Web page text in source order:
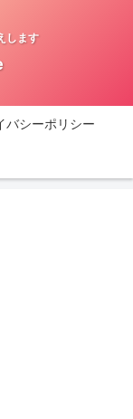
します
バシーポリシー